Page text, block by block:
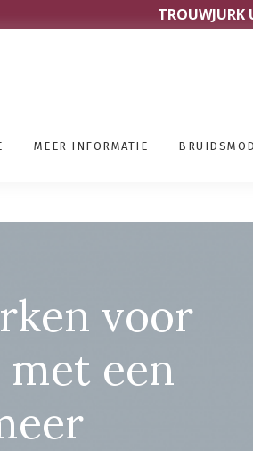
TROUWJURK
MEER INFORMATIE
voor
een